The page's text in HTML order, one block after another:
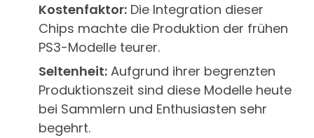
Kostenfaktor: Die Integration dieser
Chips machte die Produktion der frühen
PS3-Modelle teurer.
Seltenheit: Aufgrund ihrer begrenzten
Produktionszeit sind diese Modelle heute
bei Sammlern und Enthusiasten sehr
begehrt.